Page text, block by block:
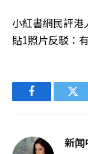
小紅書網民評港
貼1照片反駁：
Facebook
新闻